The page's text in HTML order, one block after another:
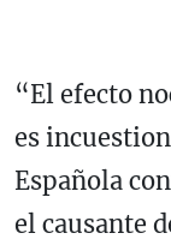
“El efecto
es
Española
el causante